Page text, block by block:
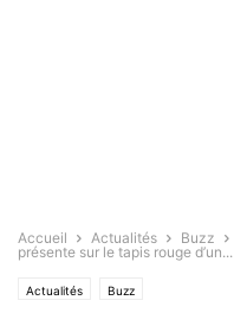
Accueil Actualités Buzz
présente sur le tapis rouge d’un...
Actualités Buzz